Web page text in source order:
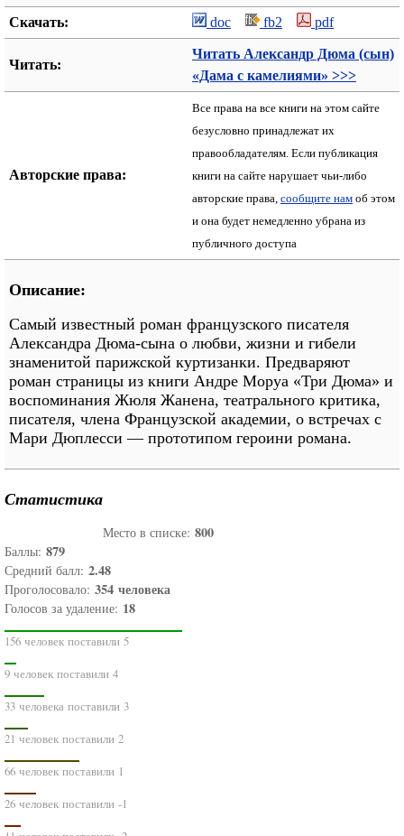
Скачать: doc fb2 pdf
Читать:
Читать Александр Дюма (сын)
«Дама с камелиями» >>>
Авторские права:
Все права на все книги на этом сайте
безусловно принадлежат их
правообладателям. Если публикация
книги на сайте нарушает чьи-либо
авторские права, сообщите нам об этом
и она будет немедленно убрана из
публичного доступа
Описание:
Самый известный роман французского писателя
Александра Дюма-сына о любви, жизни и гибели
знаменитой парижской куртизанки. Предваряют
роман страницы из книги Андре Моруа «Три Дюма» и
воспоминания Жюля Жанена, театрального критика,
писателя, члена Французской академии, о встречах с
Мари Дюплесси — прототипом героини романа.
Статистика
Место в списке: 800
Баллы: 879
Средний балл: 2.48
Проголосовало: 354 человека
Голосов за удаление: 18
156 человек поставили 5
9 человек поставили 4
33 человека поставили 3
21 человек поставили 2
66 человек поставили 1
26 человек поставили -1